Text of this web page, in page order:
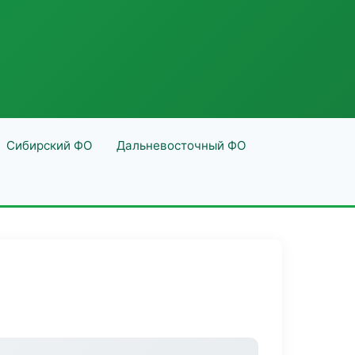
Сибирский ФО Дальневосточный ФО